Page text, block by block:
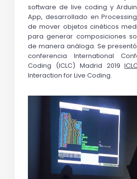
software de live coding y
App, desarrollado en
de mover objetos cinéticos
para generar composiciones
de manera análoga. Se
conferencia International
Coding (ICLC) Madrid 2019
Interaction for Live Coding.